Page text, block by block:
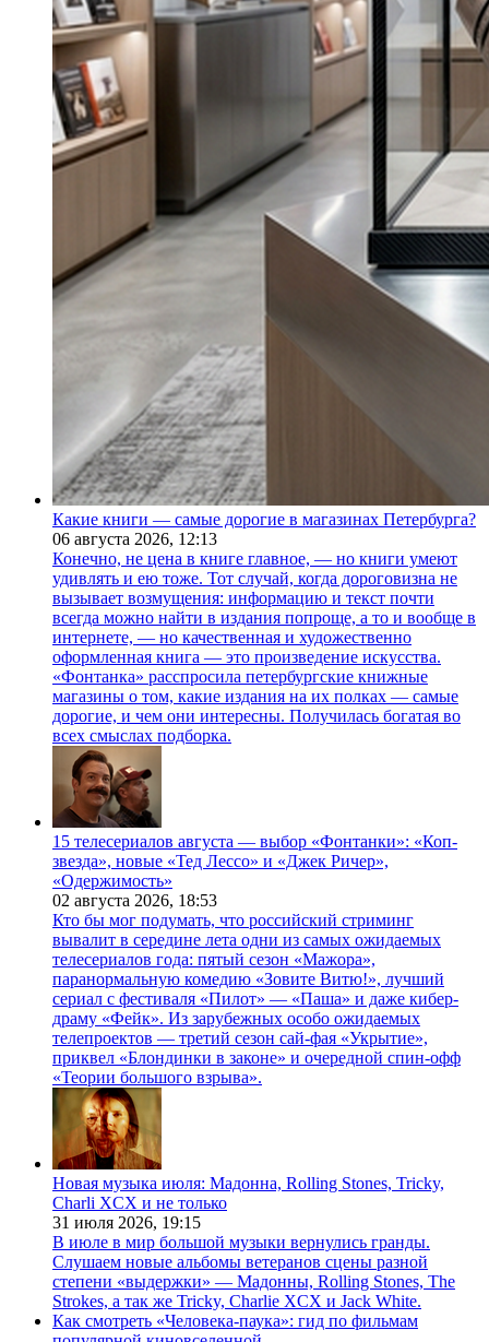
Какие книги — самые дорогие в магазинах Петербурга?
06 августа 2026, 12:13
Конечно, не цена в книге главное, — но книги умеют
удивлять и ею тоже. Тот случай, когда дороговизна не
вызывает возмущения: информацию и текст почти
всегда можно найти в издания попроще, а то и вообще в
интернете, — но качественная и художественно
оформленная книга — это произведение искусства.
«Фонтанка» расспросила петербургские книжные
магазины о том, какие издания на их полках — самые
дорогие, и чем они интересны. Получилась богатая во
всех смыслах подборка.
15 телесериалов августа — выбор «Фонтанки»: «Коп-
звезда», новые «Тед Лессо» и «Джек Ричер»,
«Одержимость»
02 августа 2026, 18:53
Кто бы мог подумать, что российский стриминг
вывалит в середине лета одни из самых ожидаемых
телесериалов года: пятый сезон «Мажора»,
паранормальную комедию «Зовите Витю!», лучший
сериал с фестиваля «Пилот» — «Паша» и даже кибер-
драму «Фейк». Из зарубежных особо ожидаемых
телепроектов — третий сезон сай-фая «Укрытие»,
приквел «Блондинки в законе» и очередной спин-офф
«Теории большого взрыва».
Новая музыка июля: Мадонна, Rolling Stones, Tricky,
Charli XCX и не только
31 июля 2026, 19:15
В июле в мир большой музыки вернулись гранды.
Слушаем новые альбомы ветеранов сцены разной
степени «выдержки» — Мадонны, Rolling Stones, The
Strokes, а так же Tricky, Charlie XCX и Jack White.
Как смотреть «Человека-паука»: гид по фильмам